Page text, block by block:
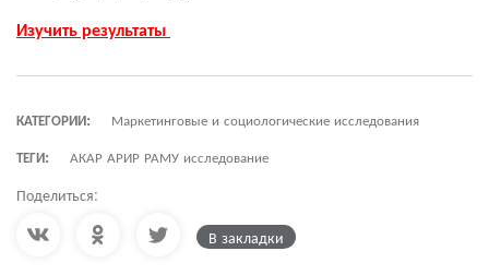
Изучить результаты
КАТЕГОРИИ:
Маркетинговые и социологические исследования
ТЕГИ:
АКАР АРИР РАМУ исследование
Поделиться:
В закладки